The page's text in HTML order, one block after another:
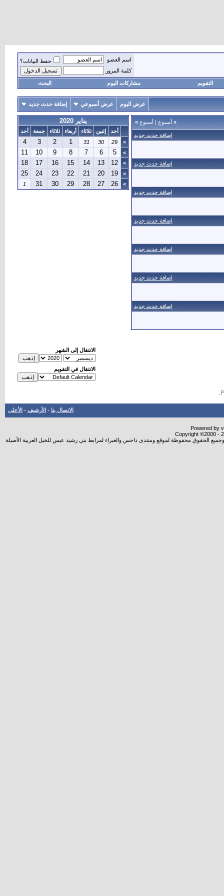
اسم العضو
حفظ البيانات؟
كلمة المرور
التقويم مشاركات اليوم البحث
عرض اليوم عرض أسبوعي إضافة حدث جديد
« أسبوع | أسبوع »
إضافة حدث جديد
إضافة حدث جديد
إضافة حدث جديد
إضافة حدث جديد
إضافة حدث جديد
إضافة حدث جديد
إضافة حدث جديد
يناير 2020
أحد إثنين ثلاثاء أربعاء ثلاثاء جمعة
أحد
>
29
30
31
1
2
3
4
>
5
6
7
8
9
10
11
>
12
13
14
15
16
17
18
>
19
20
21
22
23
24
25
>
26
27
28
29
30
31
1
الانتقال إلى الشهر
الانتقال في التقويم
الاتصال بنا - الأرشيف - الأعلى
Powered by
Copyright ©2000 -
الحقوق محفوظة لموقع ومنتدى داحس والغبراء لمرابط بني رشيد عبس للخيل العربية الأصيلة